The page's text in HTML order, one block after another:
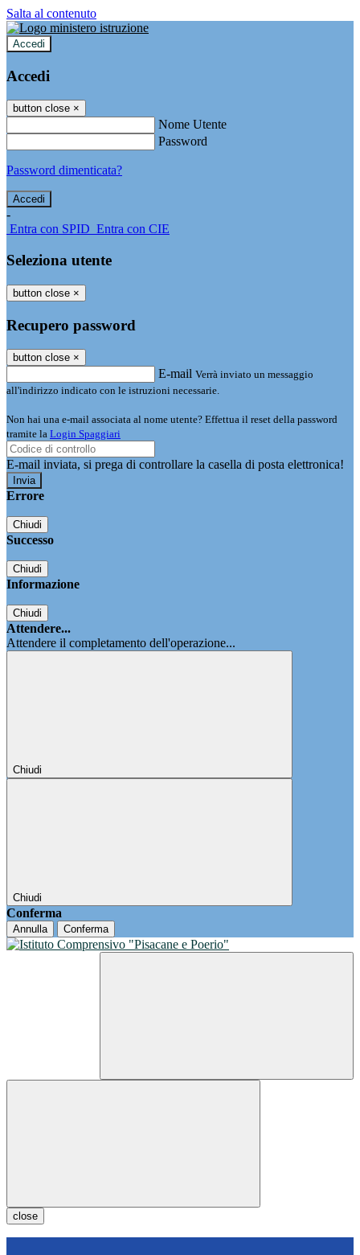
Salta al contenuto
Accedi
Accedi
button close ×
Nome Utente
Password
Password dimenticata?
-
Entra con SPID Entra con CIE
Seleziona utente
button close ×
Recupero password
button close ×
E-mail Verrà inviato un messaggio
all'indirizzo indicato con le istruzioni necessarie.
Non hai una e-mail associata al nome utente? Effettua il reset della password
tramite la Login Spaggiari
E-mail inviata, si prega di controllare la casella di posta elettronica!
Errore
Chiudi
Successo
Chiudi
Informazione
Chiudi
Attendere...
Attendere il completamento dell'operazione...
Chiudi
Chiudi
Conferma
Annulla Conferma
close